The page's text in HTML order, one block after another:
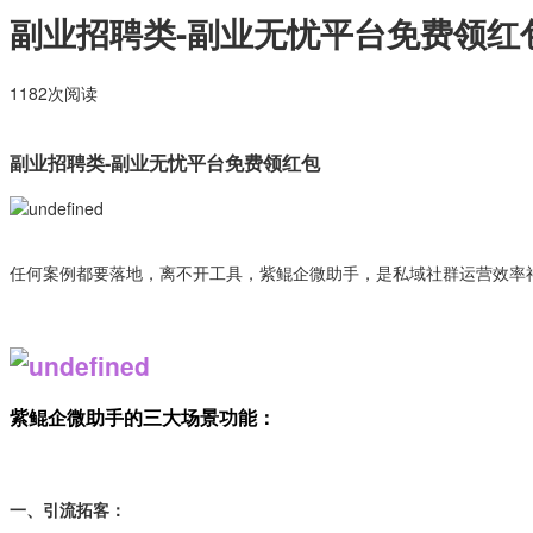
副业招聘类-副业无忧平台免费领红
1182次阅读
副业招聘类-副业无忧平台免费领红包
任何案例都要落地，离不开工具，紫鲲企微助手，是私域社群运营效率
紫鲲企微助手的三大场景功能：
一、引流拓客：